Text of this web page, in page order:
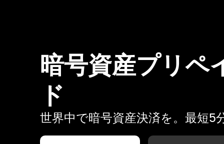
暗号資産プリペ
ド
世界中で暗号資産決済を。最短5